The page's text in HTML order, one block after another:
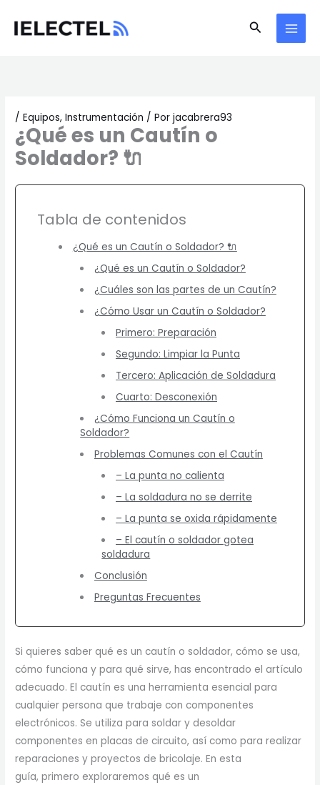
Buscar
/Equipos,Instrumentación / Porjacabrera93
¿Qué es un Cautín o
Soldador? 🔌
Tabla de contenidos
¿Qué es un Cautín o Soldador? 🔌
¿Qué es un Cautín o Soldador?
¿Cuáles son las partes de un Cautín?
¿Cómo Usar un Cautín o Soldador?
Primero: Preparación
Segundo: Limpiar la Punta
Tercero: Aplicación de Soldadura
Cuarto: Desconexión
¿Cómo Funciona un Cautín o
Soldador?
Problemas Comunes con el Cautín
– La punta no calienta
– La soldadura no se derrite
– La punta se oxida rápidamente
– El cautín o soldador gotea
soldadura
Conclusión
Preguntas Frecuentes
Si quieres saber qué es un cautín o soldador, cómo se usa,
cómo funciona y para qué sirve, has encontrado el artículo
adecuado. El cautín es una herramienta esencial para
cualquier persona que trabaje con componentes
electrónicos. Se utiliza para soldar y desoldar
componentes en placas de circuito, así como para realizar
reparaciones y proyectos de bricolaje. En esta
guía, primero exploraremos qué es un